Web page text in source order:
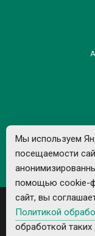
Правила
Политика
Мы используем
посещаемости
помощью cookie-
сайт, вы
Политикой
обработкой